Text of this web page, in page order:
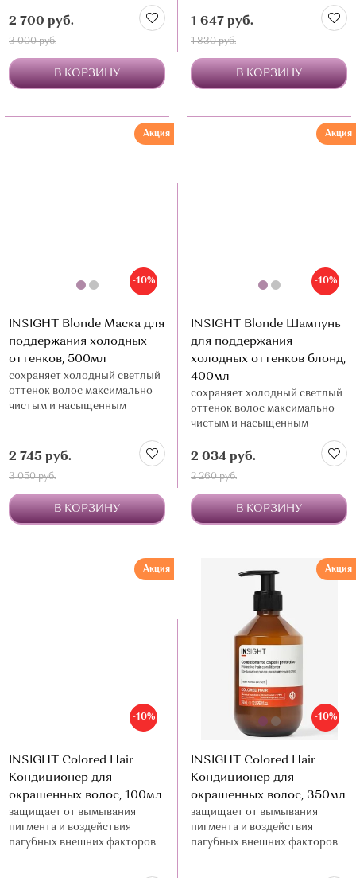
2 700 руб.
3 000 руб.
В КОРЗИНУ
1 647 руб.
1 830 руб.
В КОРЗИНУ
-10%
Акция
INSIGHT Blonde Маска для
поддержания холодных
оттенков, 500мл
сохраняет холодный светлый
оттенок волос максимально
чистым и насыщенным
2 745 руб.
3 050 руб.
В КОРЗИНУ
-10%
Акция
INSIGHT Blonde Шампунь
для поддержания
холодных оттенков блонд,
400мл
сохраняет холодный светлый
оттенок волос максимально
чистым и насыщенным
2 034 руб.
2 260 руб.
В КОРЗИНУ
-10%
Акция
INSIGHT Colored Hair
Кондиционер для
окрашенных волос, 100мл
защищает от вымывания
пигмента и воздействия
пагубных внешних факторов
-10%
Акция
INSIGHT Colored Hair
Кондиционер для
окрашенных волос, 350мл
защищает от вымывания
пигмента и воздействия
пагубных внешних факторов